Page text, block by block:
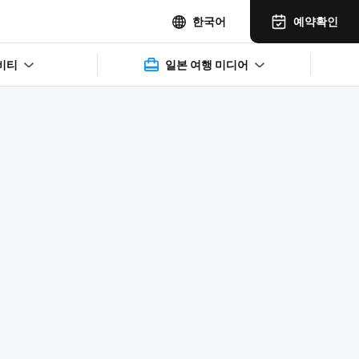
티 일본 여행 미디어
한국어 예약확인